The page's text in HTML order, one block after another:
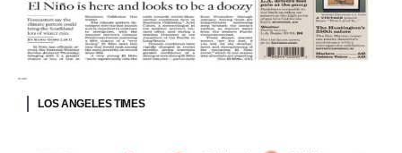
LOS ANGELES TIMES